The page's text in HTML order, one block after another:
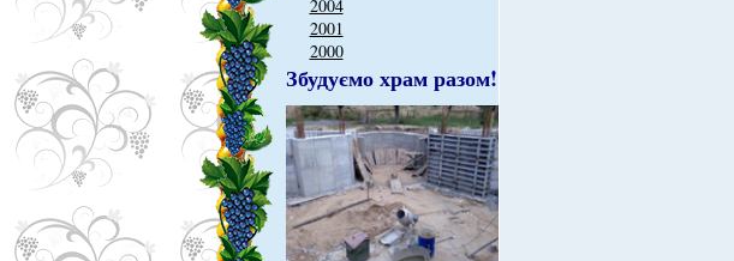
2004
2001
2000
Збудуємо храм разом!